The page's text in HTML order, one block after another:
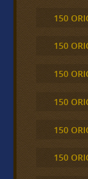
150
150
150
150
150
150